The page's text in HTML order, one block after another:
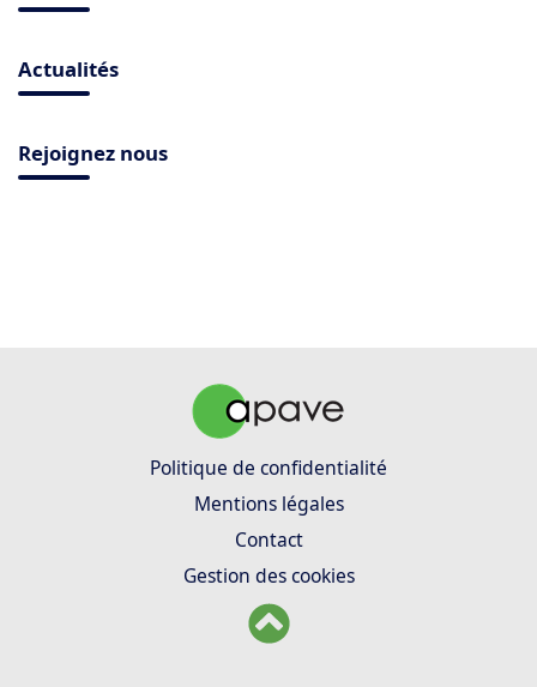
Actualités
Rejoignez nous
Politique de confidentialité
Mentions légales
Contact
Gestion des cookies